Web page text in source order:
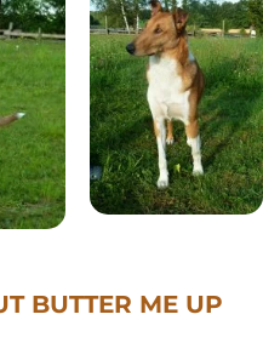
BUTTER ME UP